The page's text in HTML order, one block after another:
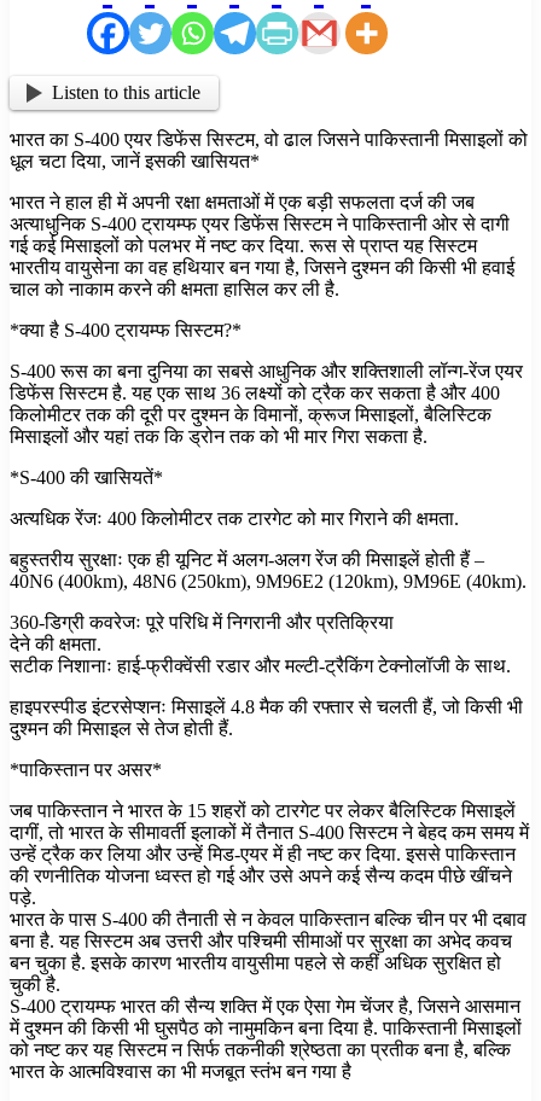
Listen to this article
भारत का S-400 एयर डिफेंस सिस्टम, वो ढाल जिसने पाकिस्तानी मिसाइलों को
धूल चटा दिया, जानें इसकी खासियत*
भारत ने हाल ही में अपनी रक्षा क्षमताओं में एक बड़ी सफलता दर्ज की जब
अत्याधुनिक S-400 ट्रायम्फ एयर डिफेंस सिस्टम ने पाकिस्तानी ओर से दागी
गई कई मिसाइलों को पलभर में नष्ट कर दिया. रूस से प्राप्त यह सिस्टम
भारतीय वायुसेना का वह हथियार बन गया है, जिसने दुश्मन की किसी भी हवाई
चाल को नाकाम करने की क्षमता हासिल कर ली है.
*क्या है S-400 ट्रायम्फ सिस्टम?*
S-400 रूस का बना दुनिया का सबसे आधुनिक और शक्तिशाली लॉन्ग-रेंज एयर
डिफेंस सिस्टम है. यह एक साथ 36 लक्ष्यों को ट्रैक कर सकता है और 400
किलोमीटर तक की दूरी पर दुश्मन के विमानों, क्रूज मिसाइलों, बैलिस्टिक
मिसाइलों और यहां तक कि ड्रोन तक को भी मार गिरा सकता है.
*S-400 की खासियतें*
अत्यधिक रेंजः 400 किलोमीटर तक टारगेट को मार गिराने की क्षमता.
बहुस्तरीय सुरक्षाः एक ही यूनिट में अलग-अलग रेंज की मिसाइलें होती हैं –
40N6 (400km), 48N6 (250km), 9M96E2 (120km), 9M96E (40km).
360-डिग्री कवरेजः पूरे परिधि में निगरानी और प्रतिक्रिया
देने की क्षमता.
सटीक निशानाः हाई-फ्रीक्वेंसी रडार और मल्टी-ट्रैकिंग टेक्नोलॉजी के साथ.
हाइपरस्पीड इंटरसेप्शनः मिसाइलें 4.8 मैक की रफ्तार से चलती हैं, जो किसी भी
दुश्मन की मिसाइल से तेज होती हैं.
*पाकिस्तान पर असर*
जब पाकिस्तान ने भारत के 15 शहरों को टारगेट पर लेकर बैलिस्टिक मिसाइलें
दागीं, तो भारत के सीमावर्ती इलाकों में तैनात S-400 सिस्टम ने बेहद कम समय में
उन्हें ट्रैक कर लिया और उन्हें मिड-एयर में ही नष्ट कर दिया. इससे पाकिस्तान
की रणनीतिक योजना ध्वस्त हो गई और उसे अपने कई सैन्य कदम पीछे खींचने
पड़े.
भारत के पास S-400 की तैनाती से न केवल पाकिस्तान बल्कि चीन पर भी दबाव
बना है. यह सिस्टम अब उत्तरी और पश्चिमी सीमाओं पर सुरक्षा का अभेद कवच
बन चुका है. इसके कारण भारतीय वायुसीमा पहले से कहीं अधिक सुरक्षित हो
चुकी है.
S-400 ट्रायम्फ भारत की सैन्य शक्ति में एक ऐसा गेम चेंजर है, जिसने आसमान
में दुश्मन की किसी भी घुसपैठ को नामुमकिन बना दिया है. पाकिस्तानी मिसाइलों
को नष्ट कर यह सिस्टम न सिर्फ तकनीकी श्रेष्ठता का प्रतीक बना है, बल्कि
भारत के आत्मविश्वास का भी मजबूत स्तंभ बन गया है